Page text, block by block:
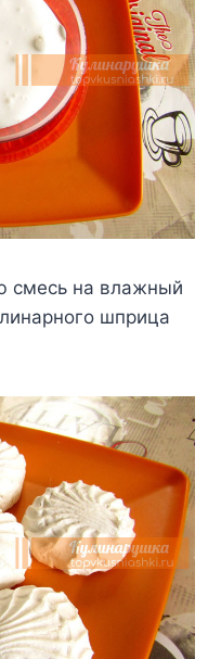
cмecь нa влaжный
шпpицa